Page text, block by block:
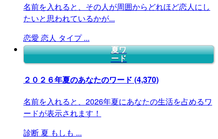
名前を入れると、その人が周囲からどれほど恋人にし
たいと思われているかが...
恋愛 恋人 タイプ ...
夏ワ
ード
２０２６年夏のあなたのワード (4,370)
名前を入れると、2026年夏にあなたの生活を占めるワ
ードが表示されます！
診断 夏 もしも ...